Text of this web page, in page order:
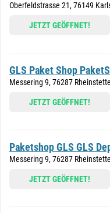
Oberfeldstrasse 21, 76149
JETZT GEÖFFNET!
GLS Paket Shop
Messering 9, 76287
JETZT GEÖFFNET!
Paketshop GLS GLS
Messering 9, 76287
JETZT GEÖFFNET!